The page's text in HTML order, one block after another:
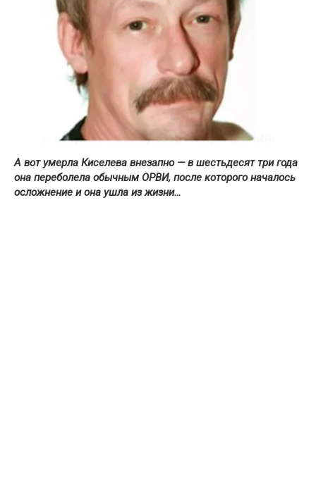
А вот умерла Киселева внезапно — в шестьдесят три года
она переболела обычным ОРВИ, после которого началось
осложнение и она ушла из жизни…